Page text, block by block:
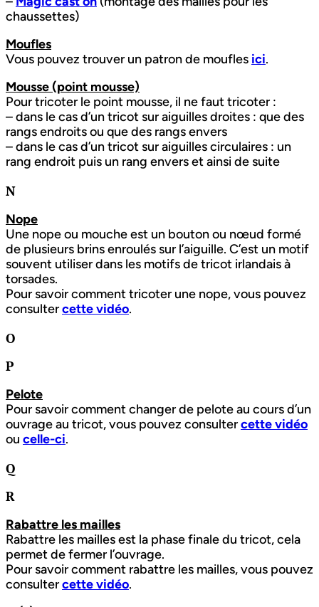
chaussettes)
Moufles
Vous pouvez trouver un patron de moufles ici.
Mousse (point mousse)
Pour tricoter le point mousse, il ne faut tricoter :
– dans le cas d’un tricot sur aiguilles droites : que des
rangs endroits ou que des rangs envers
– dans le cas d’un tricot sur aiguilles circulaires : un
rang endroit puis un rang envers et ainsi de suite
N
Nope
Une nope ou mouche est un bouton ou nœud formé
de plusieurs brins enroulés sur l’aiguille. C’est un motif
souvent utiliser dans les motifs de tricot irlandais à
torsades.
Pour savoir comment tricoter une nope, vous pouvez
consultercette vidéo.
O
P
Pelote
Pour savoir comment changer de pelote au cours d’un
ouvrage au tricot, vous pouvez consultercette vidéo
ou celle-ci.
Q
R
Rabattre les mailles
Rabattre les mailles est la phase finale du tricot, cela
permet de fermer l’ouvrage.
Pour savoir comment rabattre les mailles, vous pouvez
consultercette vidéo.